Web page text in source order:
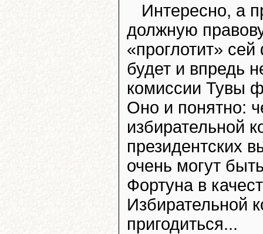
Интересно, а
должную
«проглотит»
будет и впредь
комиссии Тувы
Оно и понятно:
избирательной
президентских
очень могут
Фортуна в
Избирательной
пригодиться...